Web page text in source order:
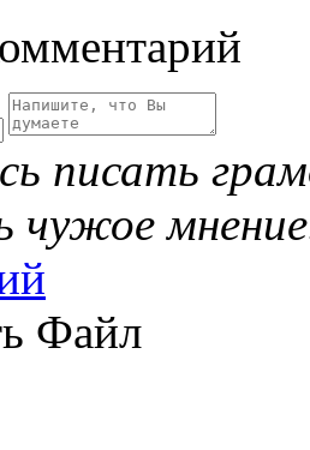
писать
чужое
Файл